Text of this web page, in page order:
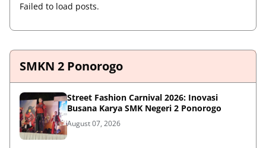
Failed to load posts.
SMKN 2 Ponorogo
Street Fashion Carnival 2026: Inovasi
Busana Karya SMK Negeri 2 Ponorogo
August 07, 2026